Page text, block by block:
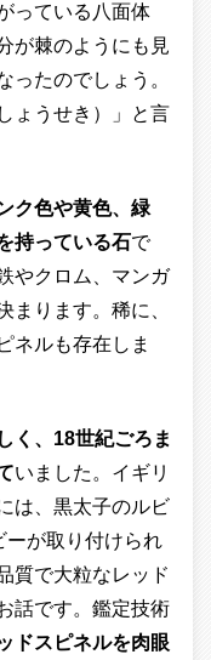
っている八面体
が棘のようにも見
ったのでしょう。
ょうせき）」と言
ク色や黄色、緑
持っている石で
やクロム、マンガ
まります。稀に、
ネルも存在しま
く、18世紀ごろま
いました。イギリ
は、黒太子のルビ
ーが取り付けられ
質で大粒なレッド
話です。鑑定技術
ドスピネルを肉眼